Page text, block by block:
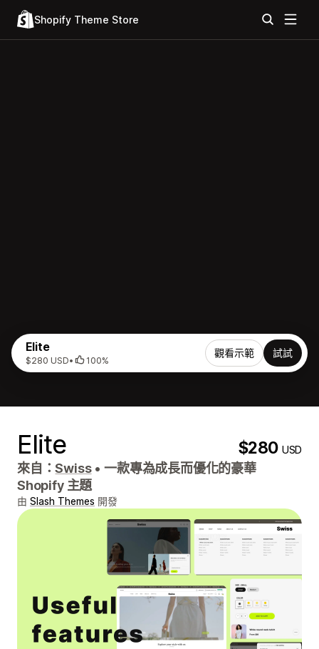
Shopify Theme Store
Elite
$280 USD• 100%
觀看示範 試試
Elite $280USD
來自：Swiss • 一款專為成長而優化的豪華
Shopify 主題
由 Slash Themes 開發